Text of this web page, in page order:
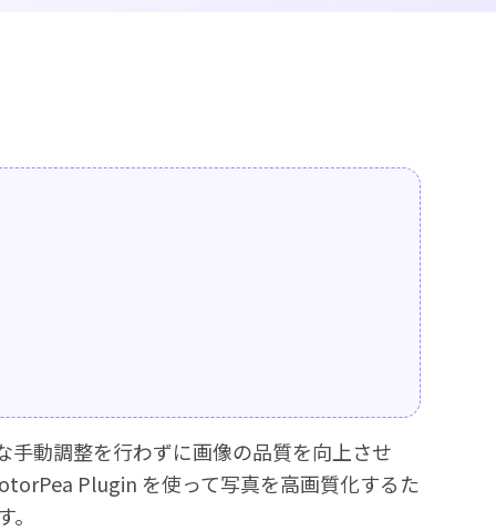
動調整を行わずに画像の品質を向上させ
Plugin を使って写真を高画質化するた